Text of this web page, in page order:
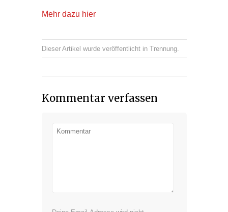
Mehr dazu hier
Dieser Artikel wurde veröffentlicht in Trennung.
Kommentar verfassen